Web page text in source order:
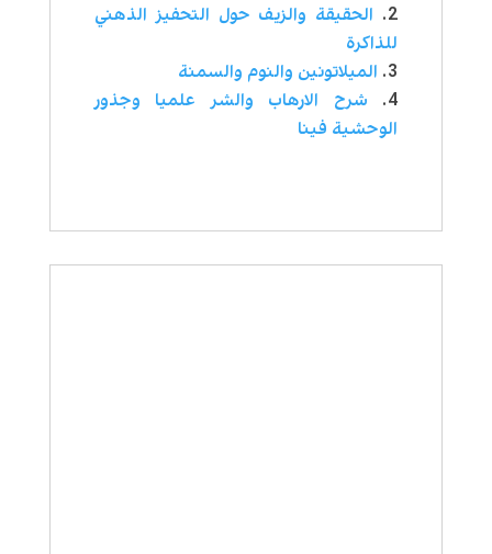
الحقيقة والزيف حول التحفيز الذهني
للذاكرة
الميلاتونين والنوم والسمنة
شرح الارهاب والشر علميا وجذور
الوحشية فينا